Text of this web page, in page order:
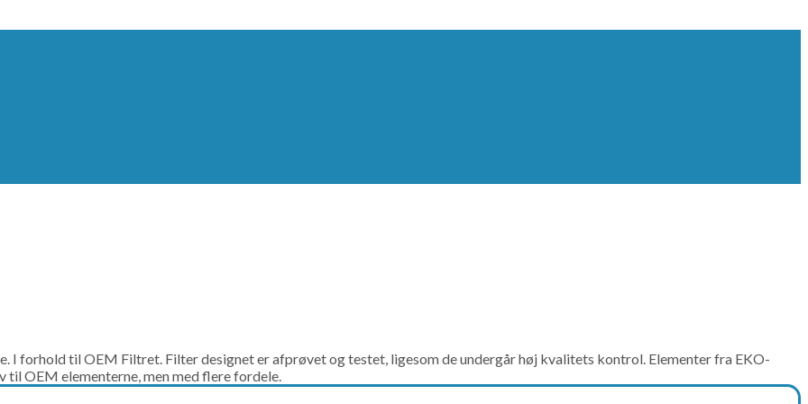
I forhold til OEM Filtret. Filter designet er afprøvet og testet, ligesom de undergår høj kvalitets kontrol. Elementer fra EKO-
OEM elementerne, men med flere fordele.